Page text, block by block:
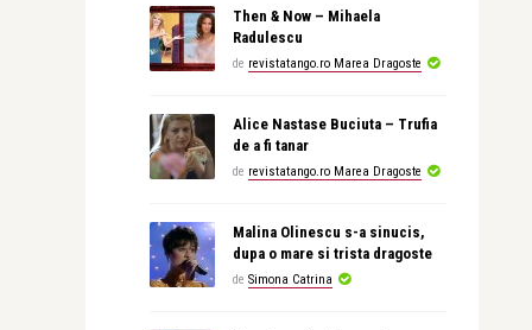
Then & Now – Mihaela
Radulescu
de revistatango.ro Marea Dragoste
Alice Nastase Buciuta – Trufia
de a fi tanar
de revistatango.ro Marea Dragoste
Malina Olinescu s-a sinucis,
dupa o mare si trista dragoste
de Simona Catrina